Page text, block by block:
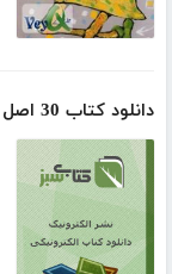
دانلود کتاب 30 اصل برای بالا بردن اعتماد به نفس